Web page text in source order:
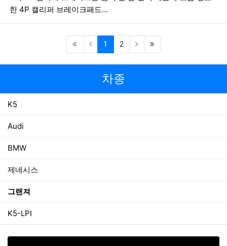
한 4P 캘리퍼 브레이크패드…
1 (current)
2 (last)
차종
K5
Audi
BMW
제네시스
그랜져
K5-LPI